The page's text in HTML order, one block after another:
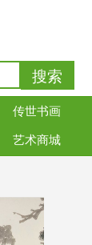
传世书画
艺术商城